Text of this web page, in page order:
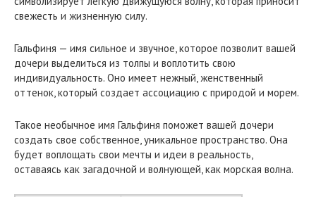
свежесть и жизненную силу.
Гальфиня — имя сильное и звучное, которое позволит вашей
дочери выделиться из толпы и воплотить свою
индивидуальность. Оно имеет нежный, женственный
оттенок, который создает ассоциацию с природой и морем.
Такое необычное имя Гальфиня поможет вашей дочери
создать свое собственное, уникальное пространство. Она
будет воплощать свои мечты и идеи в реальность,
оставаясь как загадочной и волнующей, как морская волна.